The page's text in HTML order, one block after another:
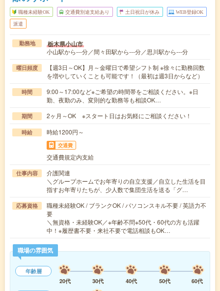
職種未経験OK 交通費別途支給あり 土日祝日が休み WEB登録OK
派遣
勤務地 栃木県小山市
小山駅から---分／間々田駅から---分／思川駅から---分
曜日頻度
【週3日～OK】月～金曜日で希望シフト制 ※徐々に勤務回数
を増やしていくことも可能です！（最初は週3日からなど）
時間
9:00～17:00など※ご希望の時間帯をご相談ください。※日
勤、夜勤のみ、変則的な勤務等も相談OK…
期間 2ヶ月～OK ※スタート日はお気軽にご相談ください！
時給 時給1200円～
交通費
交通費規定内支給
仕事内容
介護関連
＼グループホームでお年寄りの自立支援／自立した生活を目
指すお年寄りたちが、少人数で集団生活を送る「グ…
応募資格
職種未経験OK / ブランクOK / パソコンスキル不要 / 英語力不
要
＼無資格・未経験OK／※年齢不問※50代・60代の方も活躍
中！※履歴書不要・来社不要で電話相談もOK…
職場の雰囲気
年齢層
20代
30代 40代 50代
60代